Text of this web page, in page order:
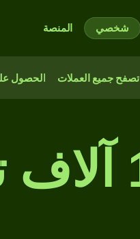
شخصي المنصة
تصفح جميع العملات الحصول
10